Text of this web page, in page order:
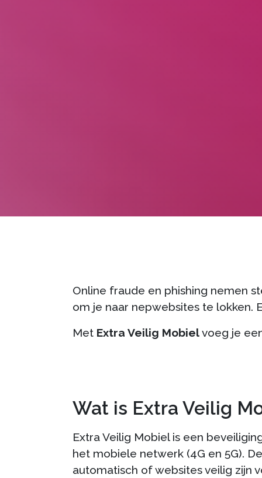
Online fraude en phishing nemen
om je naar nepwebsites te lokken.
Met Extra Veilig Mobielvoeg je
Wat is Extra Veilig
Extra Veilig Mobiel is een
het mobiele netwerk (4G en 5G).
automatisch of websites veilig zijn